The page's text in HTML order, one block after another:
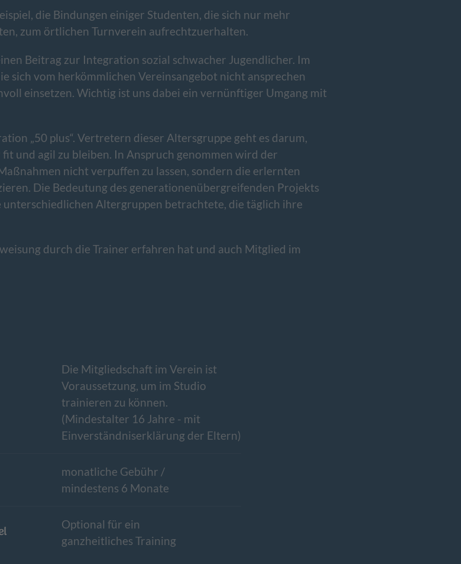
die Bindungen einiger Studenten, die sich nur mehr
zum örtlichen Turnverein aufrechtzuerhalten.
Beitrag zur Integration sozial schwacher Jugendlicher. Im
sich vom herkömmlichen Vereinsangebot nicht ansprechen
einsetzen. Wichtig ist uns dabei ein vernünftiger Umgang mit
„50 plus“. Vertretern dieser Altersgruppe geht es darum,
und agil zu bleiben. In Anspruch genommen wird der
nicht verpuffen zu lassen, sondern die erlernten
Die Bedeutung des generationenübergreifenden Projekts
Altergruppen betrachtete, die täglich ihre
durch die Trainer erfahren hat und auch Mitglied im
Die Mitgliedschaft im Verein ist
Voraussetzung, um im Studio
trainieren zu können.
(Mindestalter 16 Jahre - mit
Einverständniserklärung der Eltern)
monatliche Gebühr /
mindestens 6 Monate
Optional für ein
ganzheitliches Training